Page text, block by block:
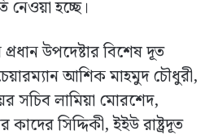
নেওয়া হচ্ছে।
উপদেষ্টার বিশেষ দূত
আশিক মাহমুদ চৌধুরী,
সচিব লামিয়া মোরশেদ,
সিদ্দিকী, ইইউ রাষ্ট্রদূত